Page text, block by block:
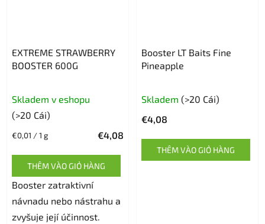
EXTREME STRAWBERRY
BOOSTER 600G
giá
của
sản
phẩm
là
5,0
Skladem v eshopu
(>20 Cái)
€4,08
Giá
lường:
€0,01 / 1 g
THÊM VÀO GIỎ HÀNG
Booster zatraktivní
návnadu nebo nástrahu a
zvyšuje její účinnost.
Booster LT Baits Fine
Pineapple
Skladem (>20 Cái)
€4,08
THÊM VÀO GIỎ HÀNG